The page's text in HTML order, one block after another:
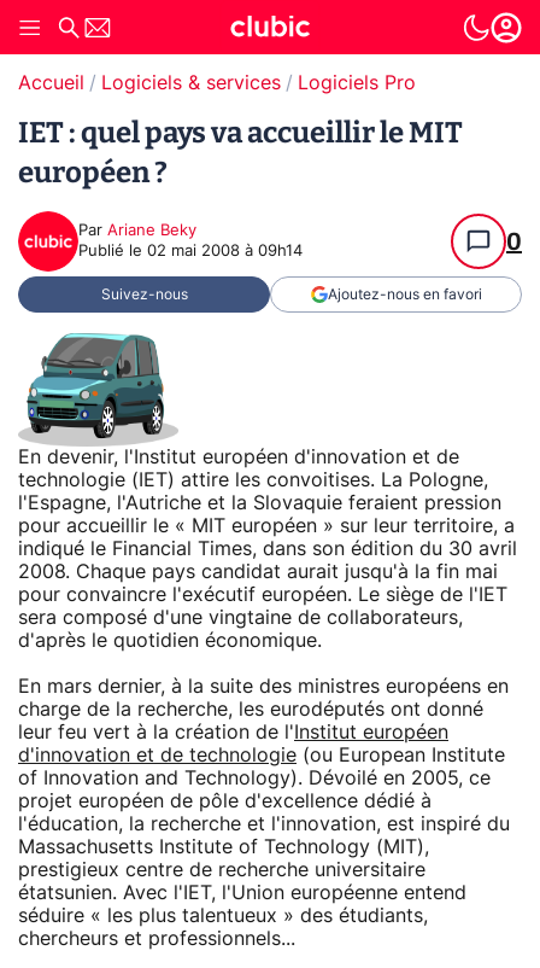
Accueil Logiciels & services Logiciels Pro
IET : quel pays va accueillir le MIT
européen ?
Par Ariane Beky
Publié le 02 mai 2008 à 09h14 0
Suivez-nous Ajoutez-nous en favori
En devenir, l'Institut européen d'innovation et de
technologie (IET) attire les convoitises. La Pologne,
l'Espagne, l'Autriche et la Slovaquie feraient pression
pour accueillir le « MIT européen » sur leur territoire, a
indiqué le Financial Times, dans son édition du 30 avril
2008. Chaque pays candidat aurait jusqu'à la fin mai
pour convaincre l'exécutif européen. Le siège de l'IET
sera composé d'une vingtaine de collaborateurs,
d'après le quotidien économique.
En mars dernier, à la suite des ministres européens en
charge de la recherche, les eurodéputés ont donné
leur feu vert à la création de l' Institut européen
d'innovation et de technologie (ou European Institute
of Innovation and Technology). Dévoilé en 2005, ce
projet européen de pôle d'excellence dédié à
l'éducation, la recherche et l'innovation, est inspiré du
Massachusetts Institute of Technology (MIT),
prestigieux centre de recherche universitaire
étatsunien. Avec l'IET, l'Union européenne entend
séduire « les plus talentueux » des étudiants,
chercheurs et professionnels...